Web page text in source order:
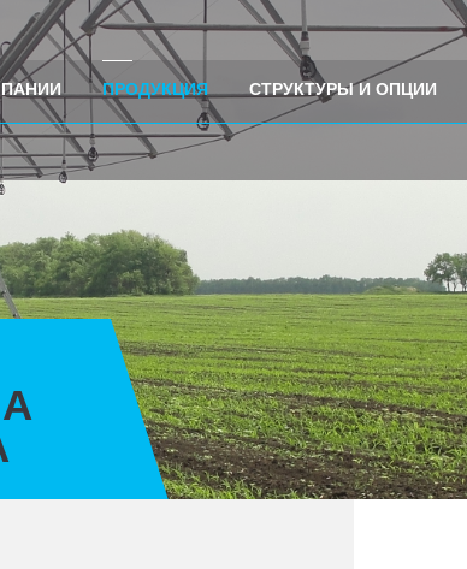
ПРОДУКЦИЯ СТРУКТУРЫ И ОПЦИИ